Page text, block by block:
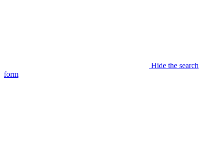
Hide the search
form